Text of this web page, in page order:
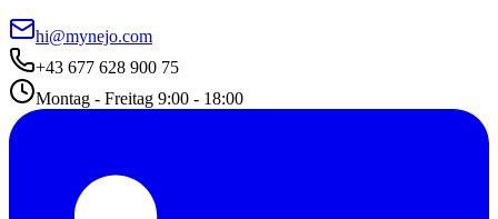
hi@mynejo.com
+43 677 628 900 75
Montag - Freitag 9:00 - 18:00